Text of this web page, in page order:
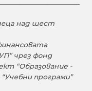
над шест
чрез фонд
“Образование -
програми”